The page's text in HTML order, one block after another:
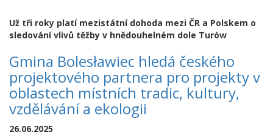
Už tři roky platí mezistátní dohoda mezi ČR a Polskem o
sledování vlivů těžby v hnědouhelném dole Turów
Gmina Bolesławiec hledá českého
projektového partnera pro projekty v
oblastech místních tradic, kultury,
vzdělávání a ekologii
26.06.2025